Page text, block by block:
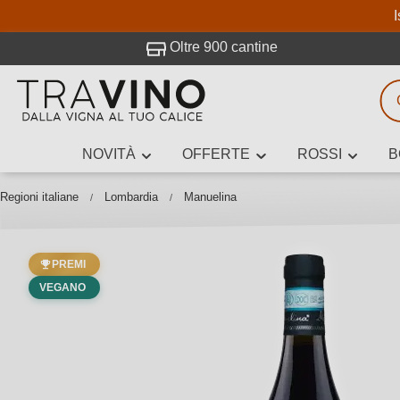
Oltre 900 cantine
NOVITÀ OFFERTE ROSSI
Regioni italiane Lombardia Manuelina
PREMI
VEGANO
Ricerca vini
Inserisci
Travino.